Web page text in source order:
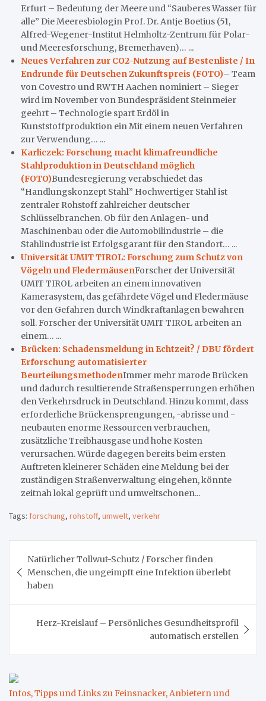
Erfurt – Bedeutung der Meere und “Sauberes Wasser für
alle” Die Meeresbiologin Prof. Dr. Antje Boetius (51,
Alfred-Wegener-Institut Helmholtz-Zentrum für Polar-
und Meeresforschung, Bremerhaven)… ...
Neues Verfahren zur CO2-Nutzung auf Bestenliste / In
Endrunde für Deutschen Zukunftspreis (FOTO)– Team
von Covestro und RWTH Aachen nominiert – Sieger
wird im November von Bundespräsident Steinmeier
geehrt – Technologie spart Erdöl in
Kunststoffproduktion ein Mit einem neuen Verfahren
zur Verwendung… ...
Karliczek: Forschung macht klimafreundliche
Stahlproduktion in Deutschland möglich
(FOTO)Bundesregierung verabschiedet das
“Handlungskonzept Stahl” Hochwertiger Stahl ist
zentraler Rohstoff zahlreicher deutscher
Schlüsselbranchen. Ob für den Anlagen- und
Maschinenbau oder die Automobilindustrie – die
Stahlindustrie ist Erfolgsgarant für den Standort… ...
Universität UMIT TIROL: Forschung zum Schutz von
Vögeln und FledermäusenForscher der Universität
UMIT TIROL arbeiten an einem innovativen
Kamerasystem, das gefährdete Vögel und Fledermäuse
vor den Gefahren durch Windkraftanlagen bewahren
soll. Forscher der Universität UMIT TIROL arbeiten an
einem… ...
Brücken: Schadensmeldung in Echtzeit? / DBU fördert
Erforschung automatisierter
BeurteilungsmethodenImmer mehr marode Brücken
und dadurch resultierende Straßensperrungen erhöhen
den Verkehrsdruck in Deutschland. Hinzu kommt, dass
erforderliche Brückensprengungen, -abrisse und -
neubauten enorme Ressourcen verbrauchen,
zusätzliche Treibhausgase und hohe Kosten
verursachen. Würde dagegen bereits beim ersten
Auftreten kleinerer Schäden eine Meldung bei der
zuständigen Straßenverwaltung eingehen, könnte
zeitnah lokal geprüft und umweltschonen...
Tags: forschung, rohstoff, umwelt, verkehr
Natürlicher Tollwut-Schutz / Forscher finden
Menschen, die ungeimpft eine Infektion überlebt
haben
Herz-Kreislauf – Persönliches Gesundheitsprofil
automatisch erstellen
Infos, Tipps und Links zu Feinsnacker, Anbietern und